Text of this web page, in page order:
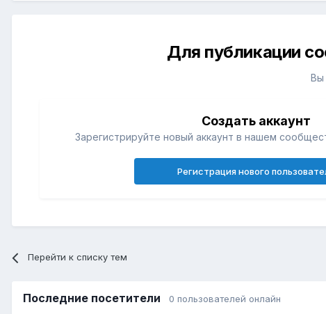
Для публикации
Вы
Создать аккаунт
Зарегистрируйте новый аккаунт в нашем
Регистрация нового
Перейти к списку тем
Последние посетители 0 пользователей онлайн